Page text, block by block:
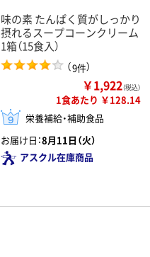
味の素 たんぱく質がしっかり
摂れるスープコーンクリーム
1箱（15食入）
（9件）
￥1,922（税込）
1食あたり ￥128.14
栄養補給・補助食品
お届け日：8月11日（火）
アスクル在庫商品